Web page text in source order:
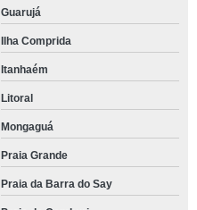
Guarujá
Ilha Comprida
Itanhaém
Litoral
Mongaguá
Praia Grande
Praia da Barra do Say